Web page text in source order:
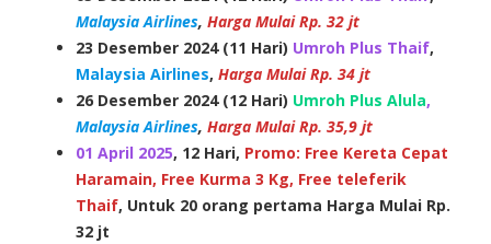
Malaysia Airlines, Harga Mulai Rp. 32 jt
23 Desember 2024 (11 Hari) Umroh Plus Thaif,
Malaysia Airlines, Harga Mulai Rp. 34 jt
26 Desember 2024 (12 Hari) Umroh Plus Alula,
Malaysia Airlines, Harga Mulai Rp. 35,9 jt
01 April 2025, 12 Hari, Promo: Free Kereta Cepat
Haramain, Free Kurma 3 Kg, Free teleferik
Thaif, Untuk 20 orang pertama Harga Mulai Rp.
32 jt